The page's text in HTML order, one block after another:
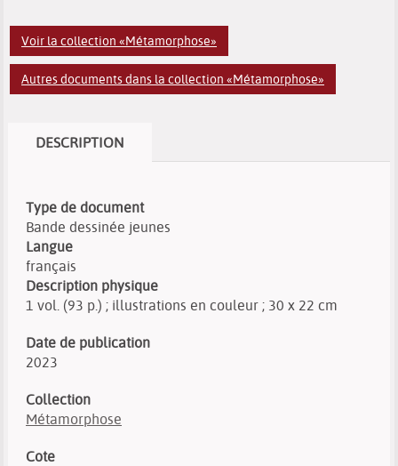
Voir la collection «Métamorphose»
Autres documents dans la collection «Métamorphose»
DESCRIPTION
Type de document
Bande dessinée jeunes
Langue
français
Description physique
1 vol. (93 p.) ; illustrations en couleur ; 30 x 22 cm
Date de publication
2023
Collection
Métamorphose
Cote